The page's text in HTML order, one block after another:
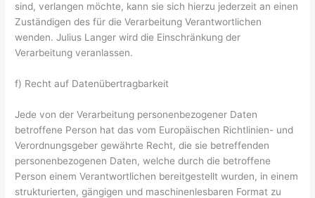
sind, verlangen möchte, kann sie sich hierzu jederzeit an einen
Zuständigen des für die Verarbeitung Verantwortlichen
wenden. Julius Langer wird die Einschränkung der
Verarbeitung veranlassen.
f) Recht auf Datenübertragbarkeit
Jede von der Verarbeitung personenbezogener Daten
betroffene Person hat das vom Europäischen Richtlinien- und
Verordnungsgeber gewährte Recht, die sie betreffenden
personenbezogenen Daten, welche durch die betroffene
Person einem Verantwortlichen bereitgestellt wurden, in einem
strukturierten, gängigen und maschinenlesbaren Format zu